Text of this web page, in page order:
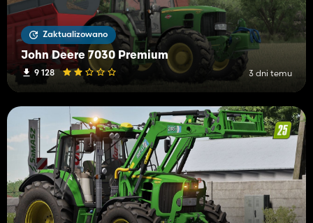
Zaktualizowano
John Deere 7030 Premium
9 128 3 dni temu